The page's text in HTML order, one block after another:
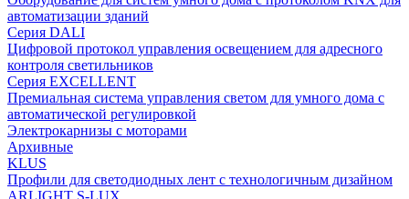
автоматизации зданий
Серия DALI
Цифровой протокол управления освещением для адресного
контроля светильников
Серия EXCELLENT
Премиальная система управления светом для умного дома с
автоматической регулировкой
Электрокарнизы с моторами
Архивные
KLUS
Профили для светодиодных лент с технологичным дизайном
ARLIGHT S-LUX